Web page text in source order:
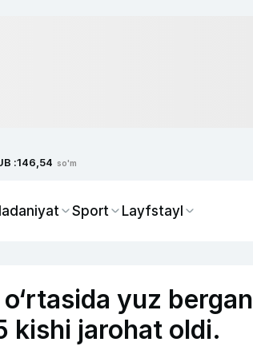
:146,54 so'm
Sport Layfstayl
yuz bergan
kishi jarohat oldi.